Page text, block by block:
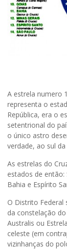
A estrela numero
representa o
República, era o
setentrional do
o único astro
verdade, ao sul da
As estrelas do
estados de então:
Bahia e Espírito
O Distrito Federal
da constelação
Australis ou
celeste (em
vizinhanças do